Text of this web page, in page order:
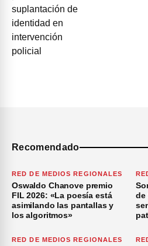
Recomendado
RED DE MEDIOS REGIONALES
Oswaldo Chanove premio
FIL 2026: «La poesía está
asimilando las pantallas y
los algoritmos»
de
RED DE MEDIOS REGIONALES